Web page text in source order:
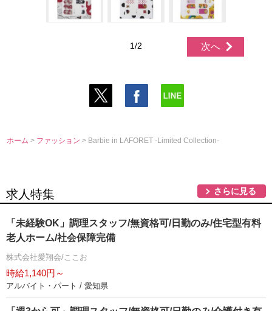
次へ
1/2
ホーム > ファッション> Barbie in LAFORET -Limited Collection-
求人特集 さらに見る
「未経験OK」調理スタッフ/無資格可/日勤のみ/住宅型有料
老人ホーム/社会保障完備
株式会社愛翔会/ここお
時給1,140円～
アルバイト・パート / 愛知県